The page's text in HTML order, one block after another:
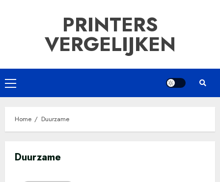
PRINTERS
VERGELIJKEN
Primair
menu
Home Duurzame
Duurzame